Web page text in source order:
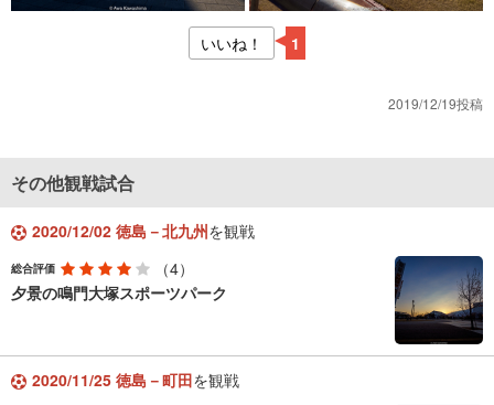
いいね！ 1
2019/12/19投稿
その他観戦試合
2020/12/02 徳島－北九州を観戦
総合評価
（4）
夕景の鳴門大塚スポーツパーク
2020/11/25 徳島－町田を観戦